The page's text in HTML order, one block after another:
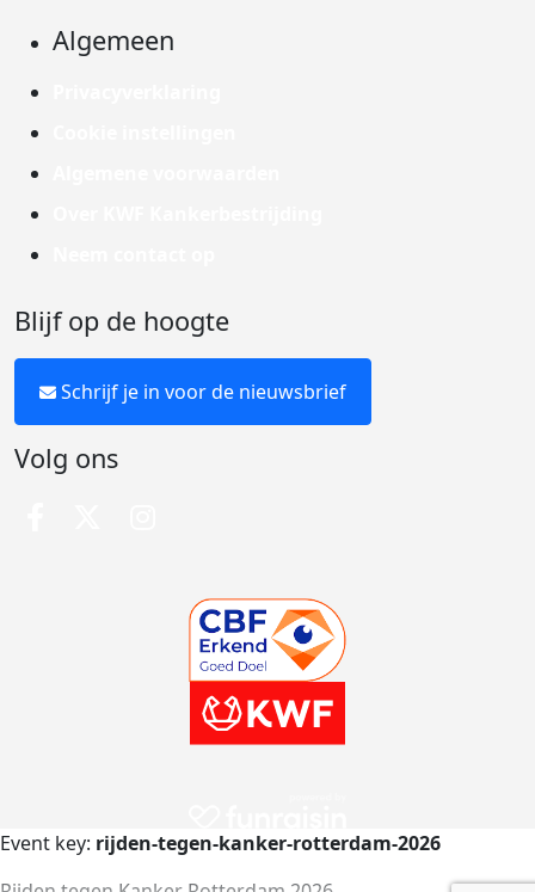
Algemeen
Blijf op de hoogte
Schrijf je in voor de nieuwsbrief
Volg ons
Event key: rijden-tegen-kanker-rotterdam-2026